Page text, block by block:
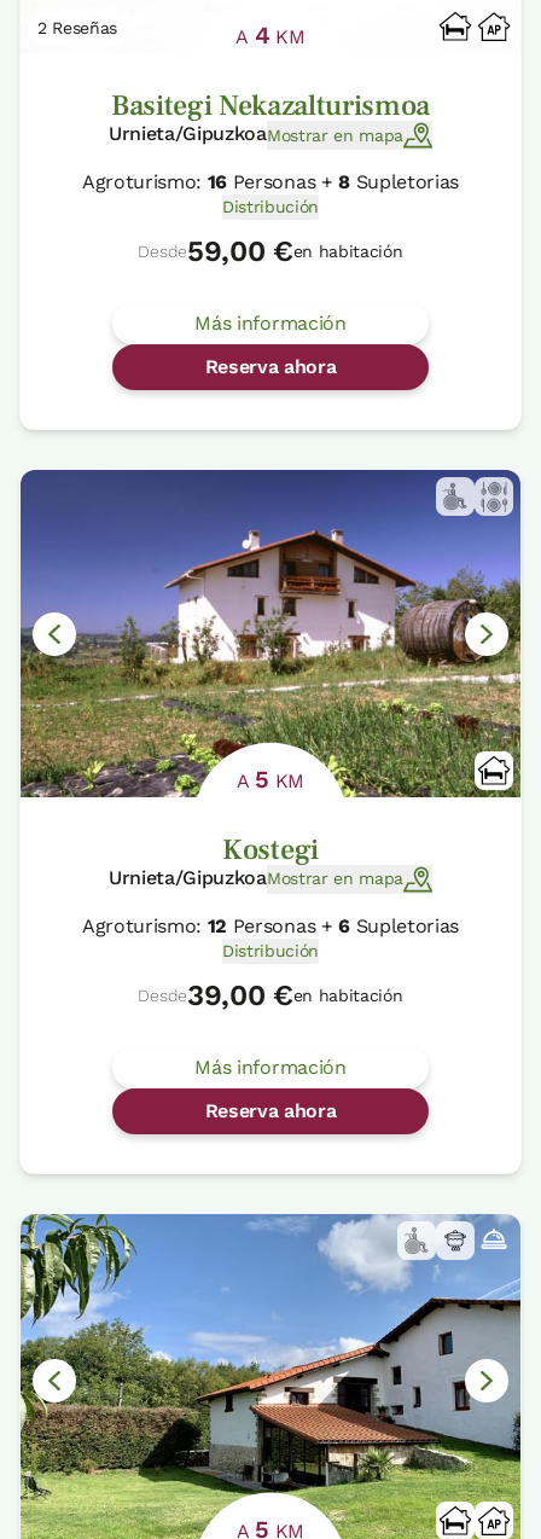
2 Reseñas A 4 KM
Basitegi Nekazalturismoa
Urnieta/GipuzkoaMostrar en mapa
Agroturismo: 16 Personas +8Supletorias
Distribución
Desde59,00 €en habitación
Más información
Reserva ahora
A 5 KM
Kostegi
Urnieta/GipuzkoaMostrar en mapa
Agroturismo: 12 Personas +6Supletorias
Distribución
Desde39,00 €en habitación
Más información
Reserva ahora
A 5 KM